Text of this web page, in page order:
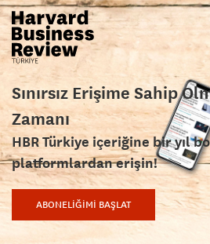
Sınırsız Erişime Sahip
Zamanı
HBR Türkiye içeriğine bir yıl
platformlardan erişin!
ABONELİĞİMİ BAŞLAT